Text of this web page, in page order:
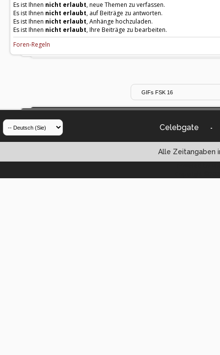
Es ist Ihnen nicht erlaubt, neue Themen zu verfassen.
Es ist Ihnen nicht erlaubt, auf Beiträge zu antworten.
Es ist Ihnen nicht erlaubt, Anhänge hochzuladen.
Es ist Ihnen nicht erlaubt, Ihre Beiträge zu bearbeiten.
Foren-Regeln
Celebgate -
Alle Zeitangaben